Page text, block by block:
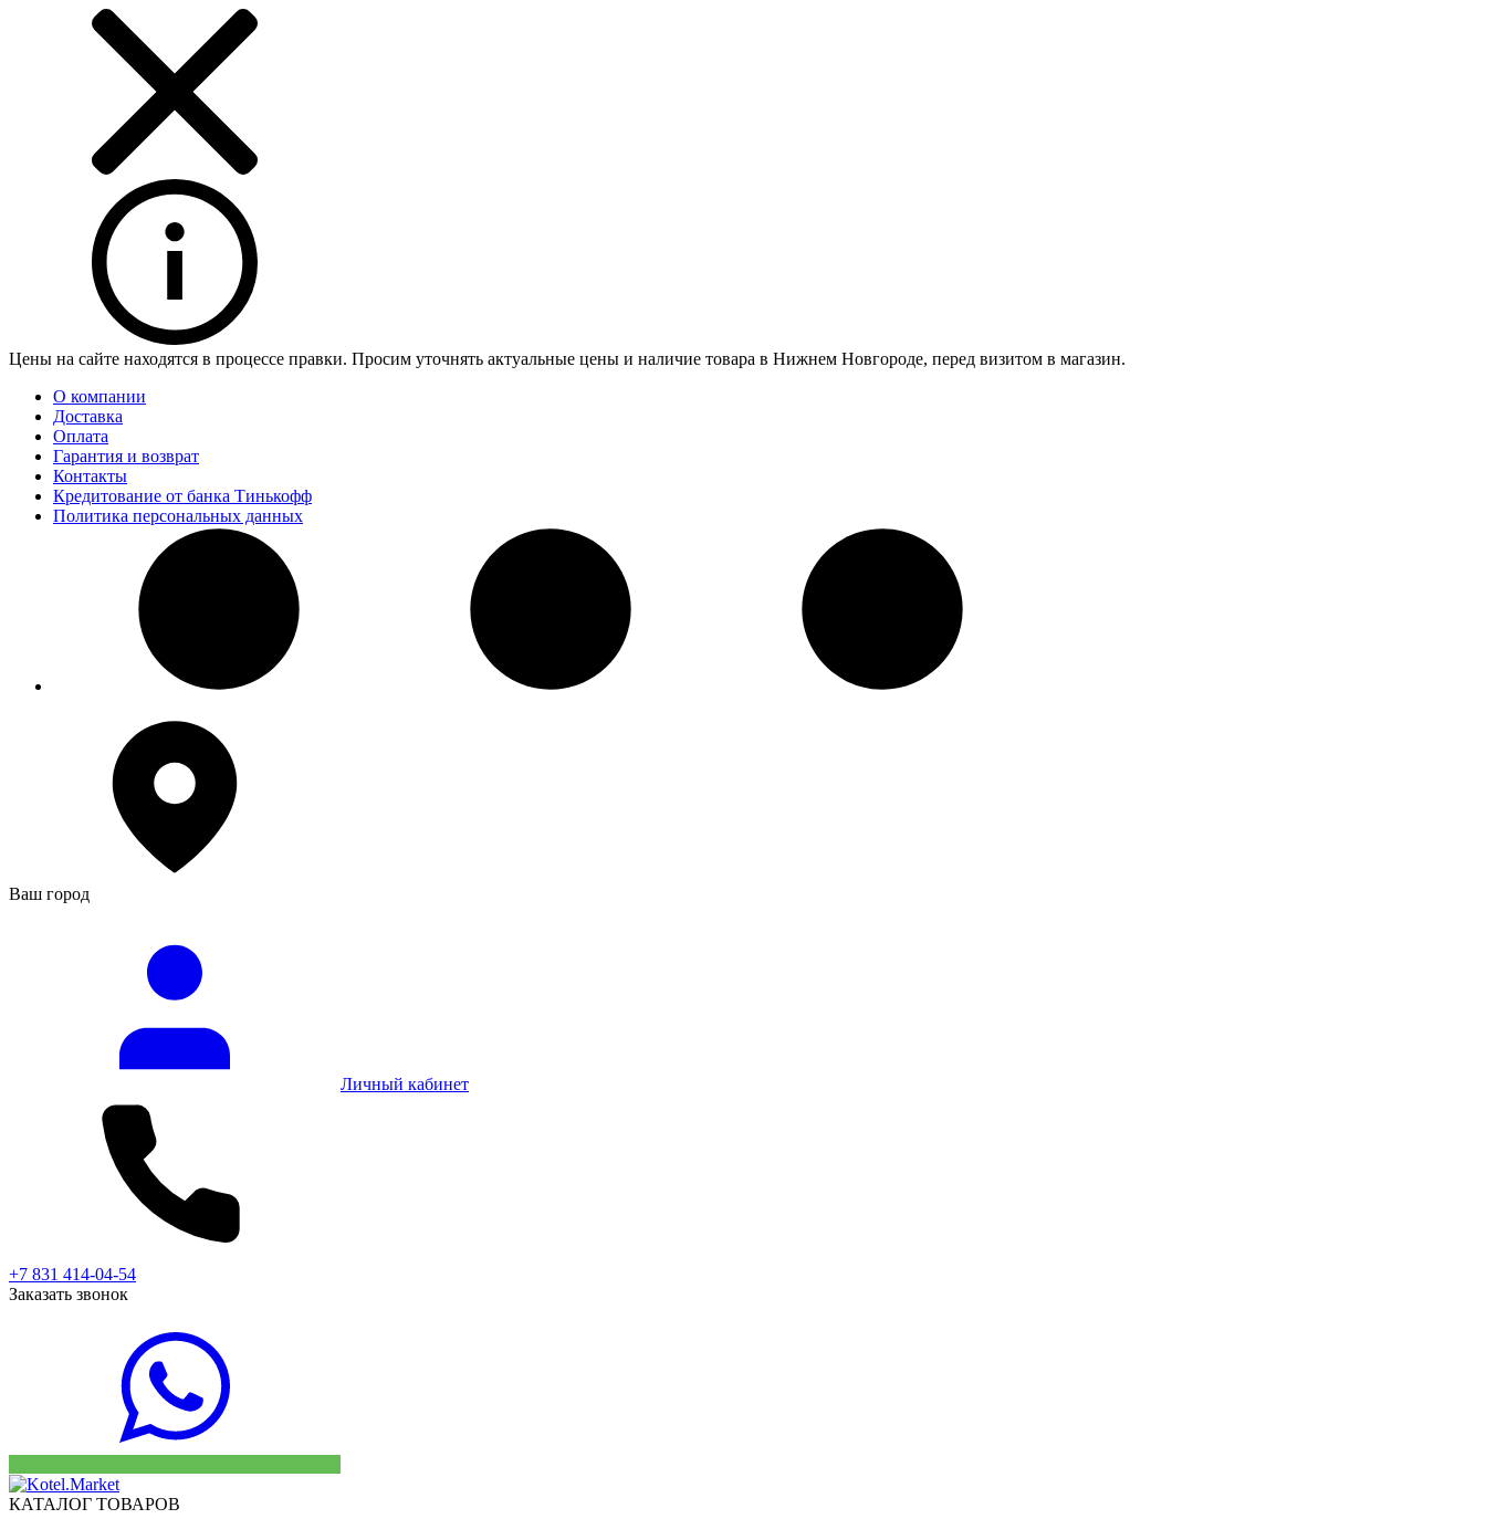
Цены на сайте находятся в процессе правки. Просим уточнять актуальные цены и наличие товара в Нижнем Новгороде, перед визитом в магазин.
О компании
Доставка
Оплата
Гарантия и возврат
Контакты
Кредитование от банка Тинькофф
Политика персональных данных
Ваш город
Личный кабинет
+7 831 414-04-54
Заказать звонок
КАТАЛОГ ТОВАРОВ